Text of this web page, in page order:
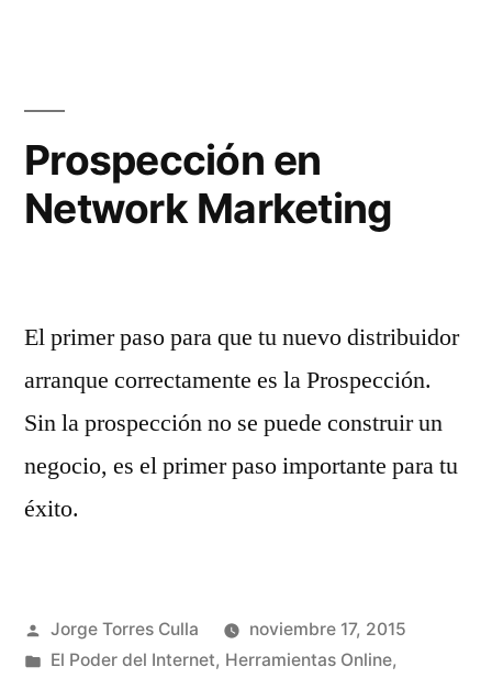
Prospección en
Network Marketing
El primer paso para que tu nuevo distribuidor
arranque correctamente es la Prospección.
Sin la prospección no se puede construir un
negocio, es el primer paso importante para tu
éxito.
Publicado
por
Jorge Torres Culla
noviembre 17, 2015
Publicado
El Poder del Internet, Herramientas Online,